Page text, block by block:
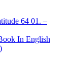
64 01. –
In English